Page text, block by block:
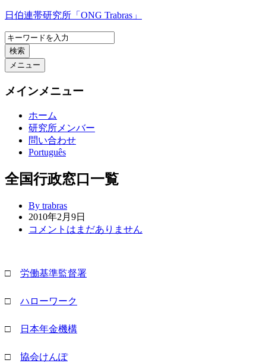
コ
テ
ン
ツ
ス
日伯連帯研究所「ONG Trabras」
検索
メニュー
メインメニュー
ホーム
研究所メンバー
問い合わせ
Português
全国行政窓口一覧
By trabras
2010年2月9日
コメントはまだありません
□ 労働基準監督署
□ ハローワーク
□ 日本年金機構
□ 協会けんぽ